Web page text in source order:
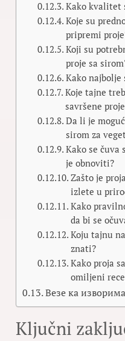
Kako kvalitet
Koje su
pripremi
Koji su
proje sa
Kako
Koje tajne
savršene
Da li je
sirom za
Kako se čuva
je obnoviti?
Zašto je
izlete u
Kako
da bi se
Koju tajnu
znati?
Kako proja
omiljeni
Везе ка изворима
Ključni